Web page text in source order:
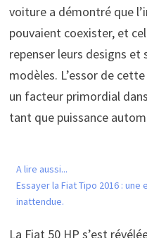
voiture a démontré que
pouvaient coexister, et
repenser leurs designs et
modèles. L’essor de
un facteur primordial
tant que puissance
A lire aussi...
Essayer la Fiat Tipo 2016 :
inattendue.
La Fiat 50 HP s’est